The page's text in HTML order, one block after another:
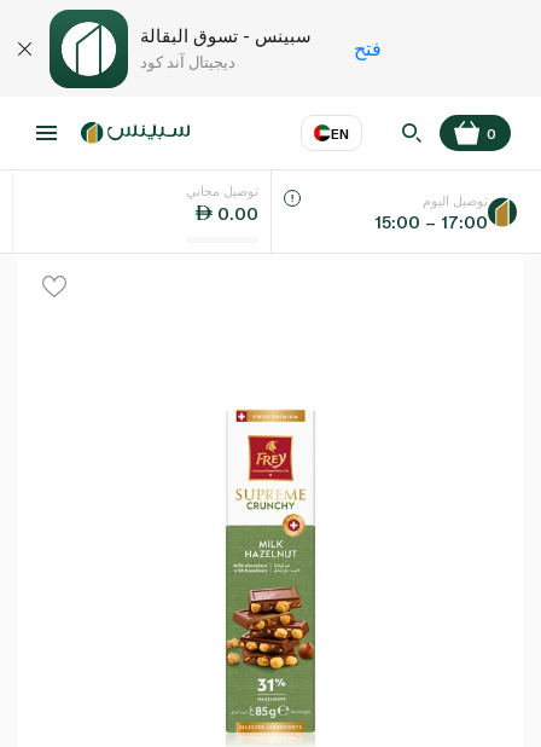
سبينس - تسوق البقالة
ديجيتال آند كود
فتح
EN
اللغة عر
0
توصيل مجاني
0.00
توصيل اليوم
15:00 – 17:00